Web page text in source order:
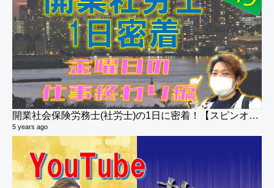
開業社会保険労務士(社労士)の1日に密着！【スピンオフ・金曜日の仕事上がり編】
5 years ago